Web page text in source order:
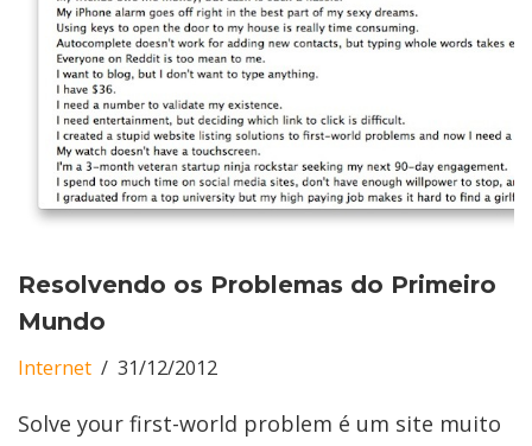
Resolvendo os Problemas do Primeiro
Mundo
Internet 31/12/2012
Solve your first-world problem é um site muito